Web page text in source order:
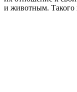
и животным. Такого